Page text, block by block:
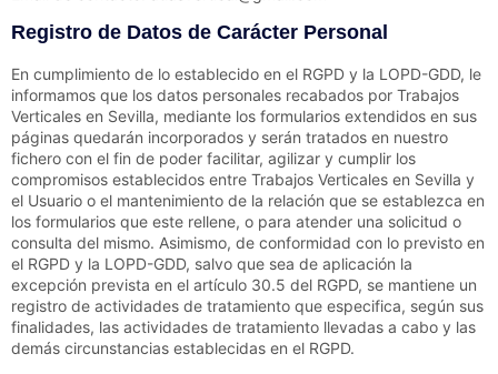
Registro de Datos de Carácter Personal
En cumplimiento de lo establecido en el RGPD y la LOPD-GDD, le
informamos que los datos personales recabados por Trabajos
Verticales en Sevilla, mediante los formularios extendidos en sus
páginas quedarán incorporados y serán tratados en nuestro
fichero con el fin de poder facilitar, agilizar y cumplir los
compromisos establecidos entre Trabajos Verticales en Sevilla y
el Usuario o el mantenimiento de la relación que se establezca en
los formularios que este rellene, o para atender una solicitud o
consulta del mismo. Asimismo, de conformidad con lo previsto en
el RGPD y la LOPD-GDD, salvo que sea de aplicación la
excepción prevista en el artículo 30.5 del RGPD, se mantiene un
registro de actividades de tratamiento que especifica, según sus
finalidades, las actividades de tratamiento llevadas a cabo y las
demás circunstancias establecidas en el RGPD.